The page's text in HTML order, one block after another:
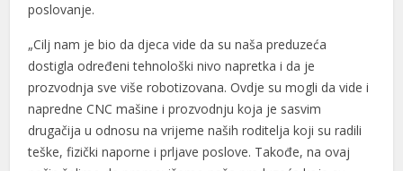
poslovanje.
„Cilj nam je bio da djeca vide da su naša preduzeća
dostigla određeni tehnološki nivo napretka i da je
prozvodnja sve više robotizovana. Ovdje su mogli da vide i
napredne CNC mašine i prozvodnju koja je sasvim
drugačija u odnosu na vrijeme naših roditelja koji su radili
teške, fizički naporne i prljave poslove. Takođe, na ovaj